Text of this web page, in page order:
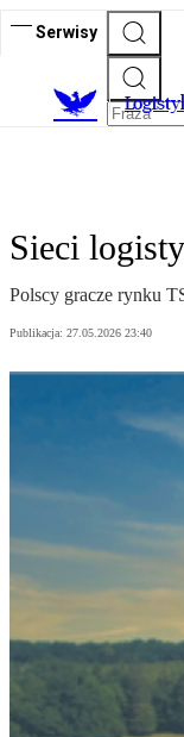
Serwisy
L
Sieci
Polscy gracze rynku
Publikacja: 27.05.2026 23:40